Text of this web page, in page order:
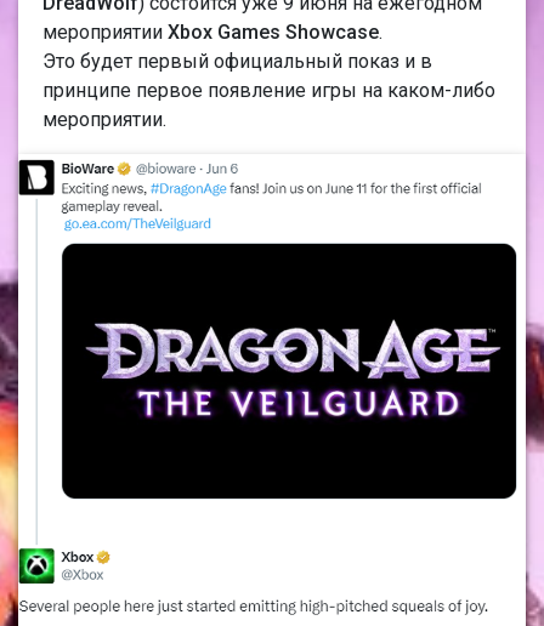
мероприятии Xbox Games Showcase.
Это будет первый официальный показ и в
принципе первое появление игры на каком-либо
мероприятии.